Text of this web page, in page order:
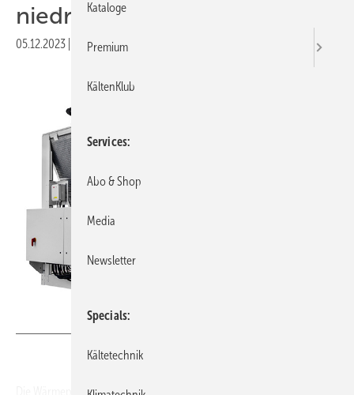
niedrigem GWP
05.12.2023 Veröffentlicht in
Die Wärmepumpen und Kaltwassersätze der VLS-Serie sind für die
Kataloge
Premium
KältenKlub
Services
Abo & Shop
Media
Newsletter
Specials
Kältetechnik